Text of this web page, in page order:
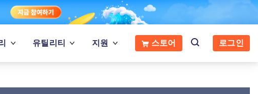
유틸리티 지원 스토어 로그인